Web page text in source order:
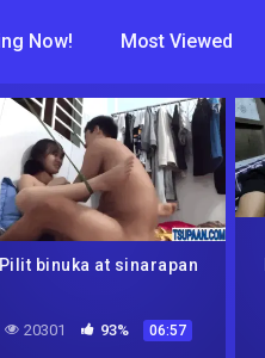
Now! Most Viewed
Pilit binuka at sinarapan
20301 93% 06:57